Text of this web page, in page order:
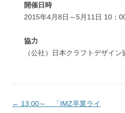
開催日時
2015年4月8日～5月11日 10：
協力
（公社）日本クラフトデザイン
投
← 13:00～ 「IMZ卒業ライ